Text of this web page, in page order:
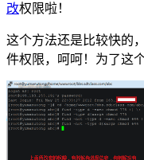
改权限啦！
这个方法还是比较快的
件权限，呵呵！为了这